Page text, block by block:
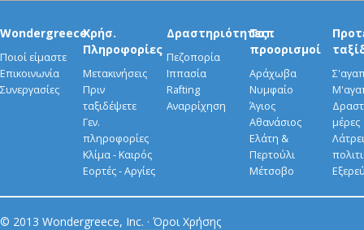
Wondergreece
Ποιοί είμαστε
Επικοινωνία
Συνεργασίες
Χρήσ.
Πληροφορίες
Μετακινήσεις
Πριν
ταξιδέψετε
Γεν.
πληροφορίες
Κλίμα - Καιρός
Εορτές - Αργίες
Δραστηριότητες
Πεζοπορία
Ιππασία
Rafting
Αναρρίχηση
Τοπ
προορισμοί
Αράχωβα
Νυμφαίο
Άγιος
Αθανάσιος
Ελάτη &
Περτούλι
Μέτσοβο
μέρες
© 2013 Wondergreece, Inc. · Όροι Χρήσης